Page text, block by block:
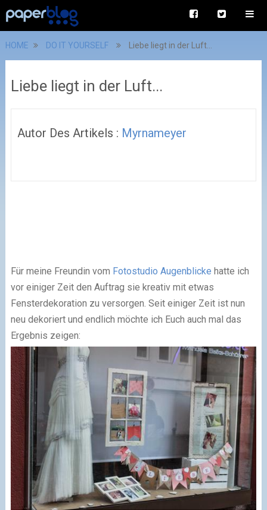
HOME DO IT YOURSELF Liebe liegt in der Luft...
Liebe liegt in der Luft...
Autor Des Artikels : Myrnameyer
Für meine Freundin vom Fotostudio Augenblicke hatte ich
vor einiger Zeit den Auftrag sie kreativ mit etwas
Fensterdekoration zu versorgen. Seit einiger Zeit ist nun
neu dekoriert und endlich möchte ich Euch auch mal das
Ergebnis zeigen: